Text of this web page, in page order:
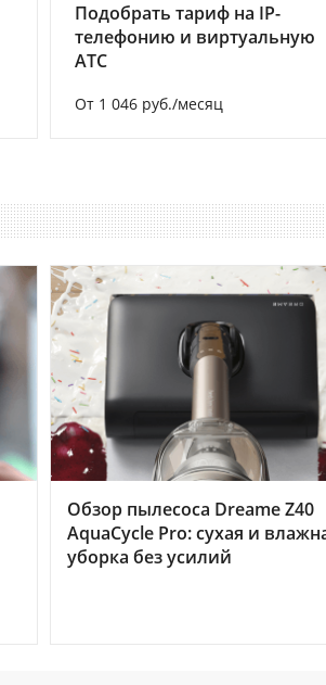
Подобрать тариф на IP-
телефонию и виртуальную
АТС
От 1 046 руб./месяц
Обзор пылесоса Dreame Z40
AquaCycle Pro: сухая и
уборка без усилий